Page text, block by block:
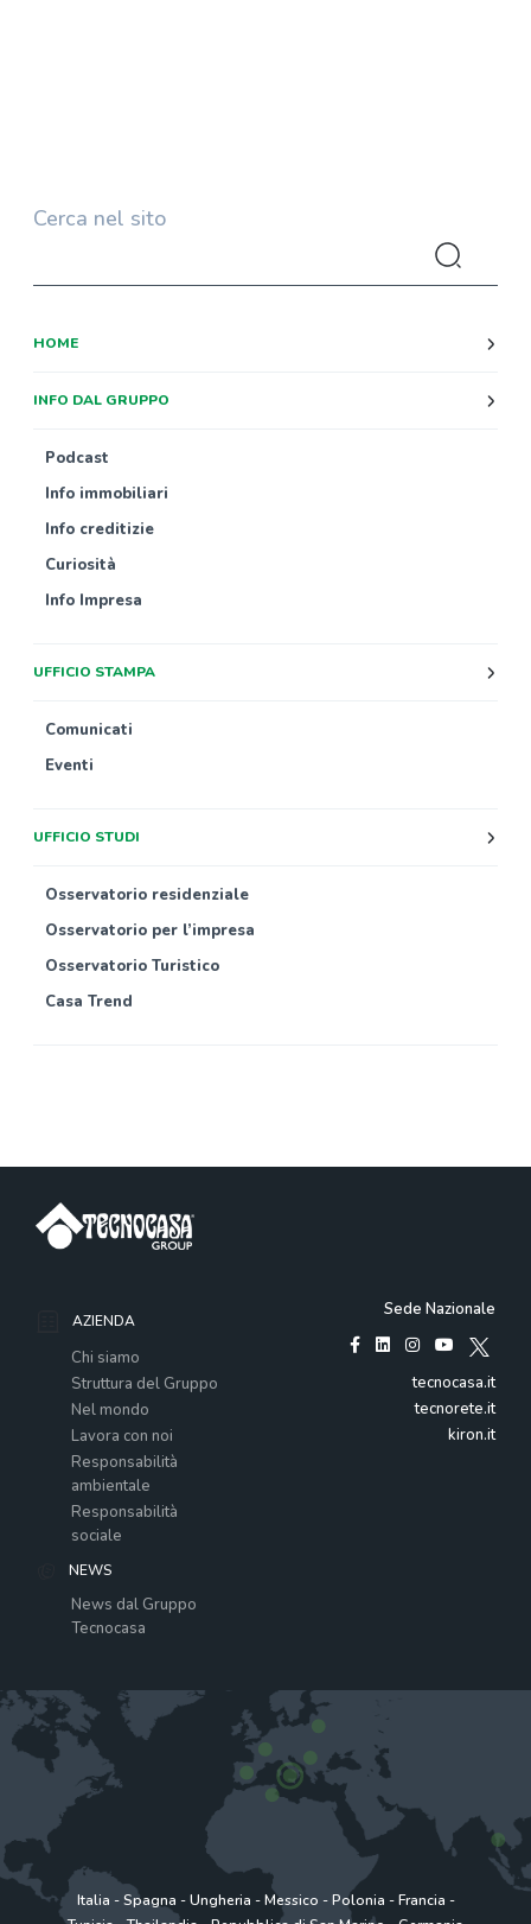
Cerca nel sito
HOME
INFO DAL GRUPPO
Podcast
Info immobiliari
Info creditizie
Curiosità
Info Impresa
UFFICIO STAMPA
Comunicati
Eventi
UFFICIO STUDI
Osservatorio residenziale
Osservatorio per l’impresa
Osservatorio Turistico
Casa Trend
AZIENDA
Chi siamo
Struttura del Gruppo
Nel mondo
Lavora con noi
Responsabilità
ambientale
Responsabilità
sociale
NEWS
News dal Gruppo
Tecnocasa
Sede Nazionale
tecnocasa.it
tecnorete.it
kiron.it
Italia -Spagna -Ungheria -Messico -Polonia -Francia -